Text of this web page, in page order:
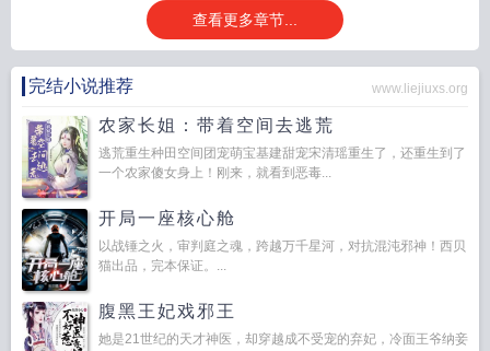
查看更多章节...
完结小说推荐 www.liejiuxs.org
农家长姐：带着空间去逃荒
逃荒重生种田空间团宠萌宝基建甜宠宋清瑶重生了，还重生到了
一个农家傻女身上！刚来，就看到恶毒...
开局一座核心舱
以战锤之火，审判庭之魂，跨越万千星河，对抗混沌邪神！西贝
猫出品，完本保证。...
腹黑王妃戏邪王
她是21世纪的天才神医，却穿越成不受宠的弃妃，冷面王爷纳妾